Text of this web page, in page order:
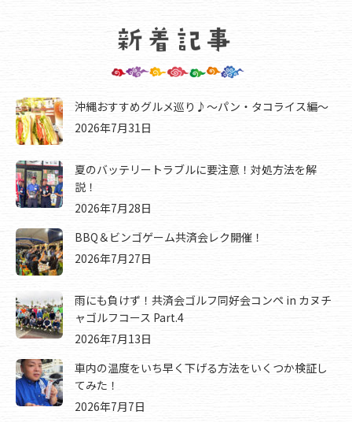
沖縄おすすめグルメ巡り♪～パン・タコライス編～
2026年7月31日
夏のバッテリートラブルに要注意！対処方法を解
説！
2026年7月28日
BBQ＆ビンゴゲーム共済会レク開催！
2026年7月27日
雨にも負けず！共済会ゴルフ同好会コンペ in カヌチ
ャゴルフコース Part.4
2026年7月13日
車内の温度をいち早く下げる方法をいくつか検証し
てみた！
2026年7月7日